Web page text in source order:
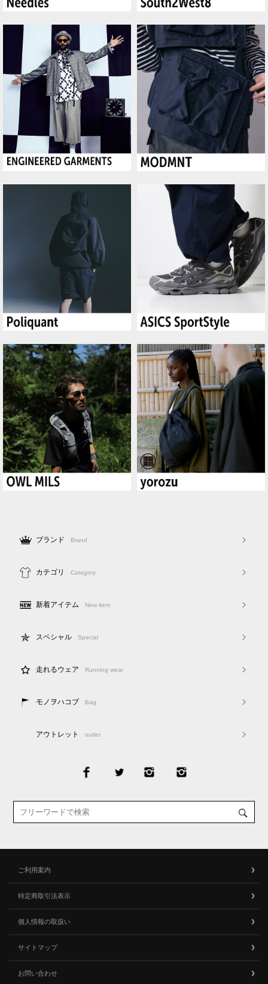
ブランド Brand
カテゴリ Category
新着アイテム New item
スペシャル Special
走れるウェア Running wear
モノヲハコブ Bag
アウトレット outlet
ご利用案内
特定商取引法表示
個人情報の取扱い
サイトマップ
お問い合わせ